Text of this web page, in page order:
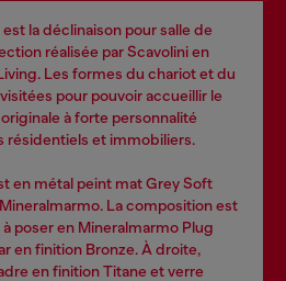
la déclinaison pour salle de
réalisée par Scavolini en
Les formes du chariot et du
pour pouvoir accueillir le
à forte personnalité
résidentiels et immobiliers.
en métal peint mat Grey Soft
La composition est
poser en Mineralmarmo Plug
en finition Bronze. À droite,
en finition Titane et verre